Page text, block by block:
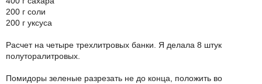
200 г соли
200 г уксуса
Расчет на четыре трехлитровых банки. Я делала 8 штук
полуторалитровых.
Помидоры зеленые разрезать не до конца, положить во